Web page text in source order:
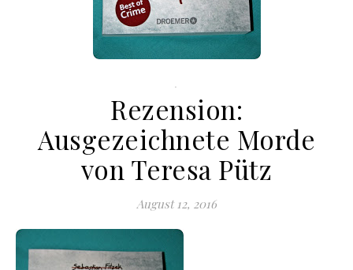
.
Rezension:
Ausgezeichnete Morde
von Teresa Pütz
August 12, 2016